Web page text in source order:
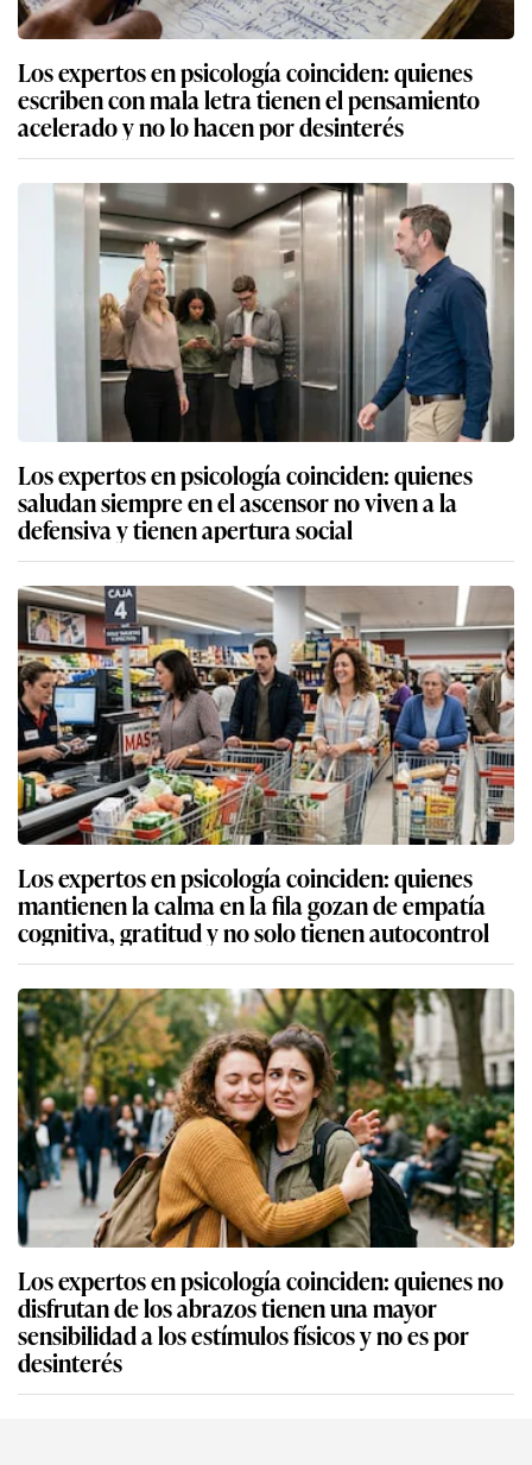
Los expertos en psicología coinciden: quienes
escriben con mala letra tienen el pensamiento
acelerado y no lo hacen por desinterés
Los expertos en psicología coinciden: quienes
saludan siempre en el ascensor no viven a la
defensiva y tienen apertura social
Los expertos en psicología coinciden: quienes
mantienen la calma en la fila gozan de empatía
cognitiva, gratitud y no solo tienen autocontrol
Los expertos en psicología coinciden: quienes no
disfrutan de los abrazos tienen una mayor
sensibilidad a los estímulos físicos y no es por
desinterés